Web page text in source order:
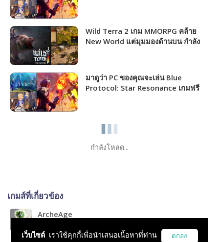
Wild Terra 2 เกม MMORPG คล้าย
New World แต่มุมมองด้านบน กำลัง
มาดูว่า PC ของคุณจะเล่น Blue
Protocol: Star Resonance เกมฟรี
กำลังโหลด...
เกมส์ที่เกี่ยวข้อง
ArcheAge
เว็บไซต์ เราใช้คุกกี้เพื่อนำเสนอเนื้อหาที่ท่าน ตกลง